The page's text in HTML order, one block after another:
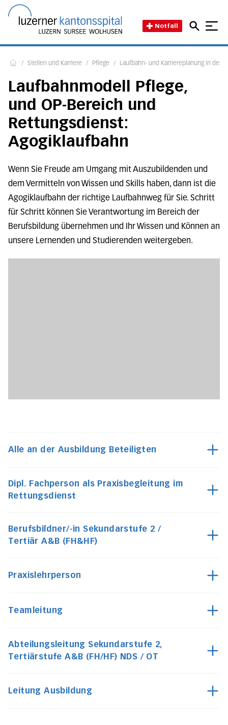
Notfall
/ Stellen und Karriere / Pflege / Laufbahn- und Karriereplanung in den
Laufbahnmodell Pflege,
und OP-Bereich und
Rettungsdienst:
Agogiklaufbahn
Wenn Sie Freude am Umgang mit Auszubildenden und
dem Vermitteln von Wissen und Skills haben, dann ist die
Agogiklaufbahn der richtige Laufbahnweg für Sie. Schritt
für Schritt können Sie Verantwortung im Bereich der
Berufsbildung übernehmen und Ihr Wissen und Können an
unsere Lernenden und Studierenden weitergeben.
Alle an der Ausbildung Beteiligten
Dipl. Fachperson als Praxisbegleitung im
Rettungsdienst
Berufsbildner/-in Sekundarstufe 2 /
Tertiär A&B (FH&HF)
Praxislehrperson
Teamleitung
Abteilungsleitung Sekundarstufe 2,
Tertiärstufe A&B (FH/HF) NDS / OT
Leitung Ausbildung